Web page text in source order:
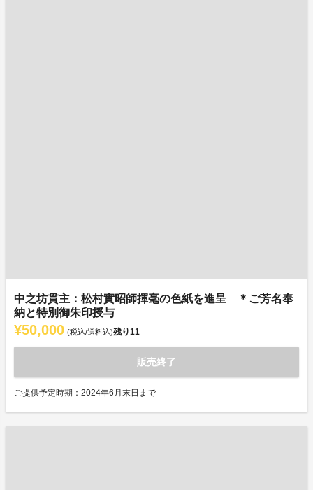
中之坊貫主：松村實昭師揮毫の色紙を進呈 ＊ご芳名奉
納と特別御朱印授与
¥50,000 (税込/送料込)残り11
販売終了
ご提供予定時期：2024年6月末日まで